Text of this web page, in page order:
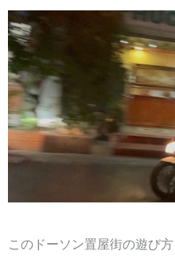
このドーソン置屋街の遊び